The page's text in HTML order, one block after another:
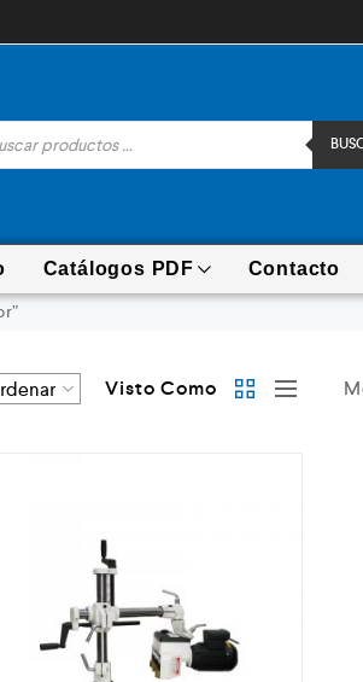
Catálogos PDF Contacto
Visto Como